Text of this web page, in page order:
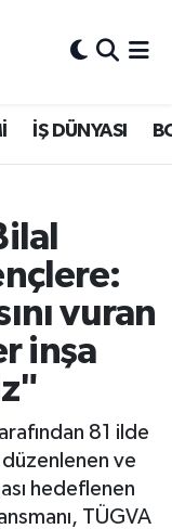
İŞ DÜNYASI
vuran
inşa
81 ilde
ve
hedeflenen
TÜGVA